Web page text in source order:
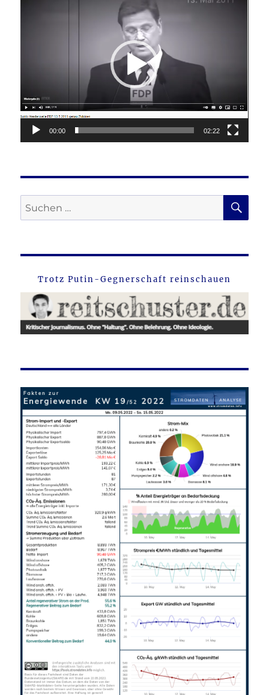
00:00 02:22
Suche
nach:
Trotz Putin-Gegnerschaft reinschauen